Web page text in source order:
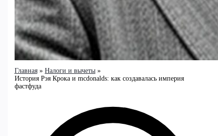
Главная
Налоги и вычеты
История Рэя Крока и mcdonalds: как создавалась империя
фастфуда